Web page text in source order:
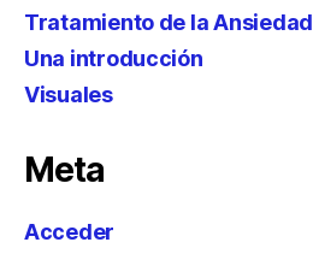
Tratamiento de la Ansiedad
Una introducción
Visuales
Meta
Acceder